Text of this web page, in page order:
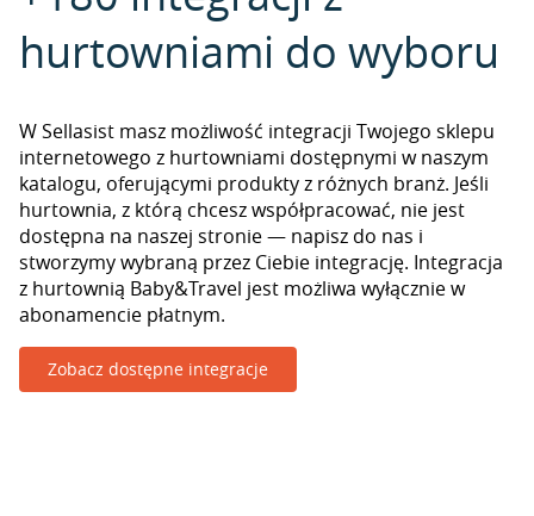
hurtowniami do wyboru
W Sellasist masz możliwość integracji Twojego sklepu
internetowego z hurtowniami dostępnymi w naszym
katalogu, oferującymi produkty z różnych branż. Jeśli
hurtownia, z którą chcesz współpracować, nie jest
dostępna na naszej stronie — napisz do nas i
stworzymy wybraną przez Ciebie integrację. Integracja
z hurtownią Baby&Travel jest możliwa wyłącznie w
abonamencie płatnym.
Zobacz dostępne integracje